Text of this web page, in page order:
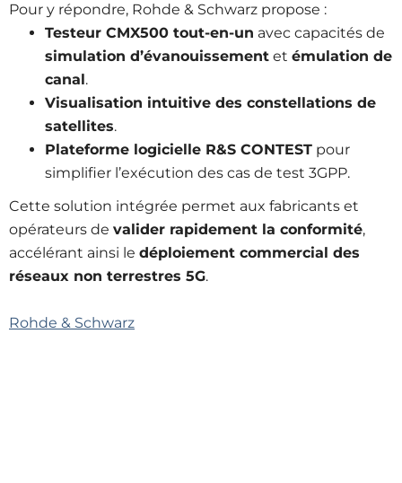
Pour y répondre, Rohde & Schwarz propose :
Testeur CMX500 tout-en-un avec capacités de
simulation d’évanouissement et émulation de
canal.
Visualisation intuitive des constellations de
satellites.
Plateforme logicielle R&S CONTEST pour
simplifier l’exécution des cas de test 3GPP.
Cette solution intégrée permet aux fabricants et
opérateurs de valider rapidement la conformité,
accélérant ainsi le déploiement commercial des
réseaux non terrestres 5G.
Rohde & Schwarz